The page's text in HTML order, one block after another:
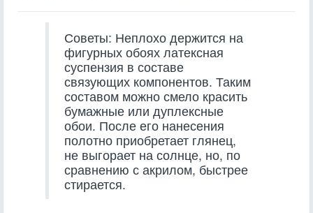
Советы: Неплохо держится на
фигурных обоях латексная
суспензия в составе
связующих компонентов. Таким
составом можно смело красить
бумажные или дуплексные
обои. После его нанесения
полотно приобретает глянец,
не выгорает на солнце, но, по
сравнению с акрилом, быстрее
стирается.